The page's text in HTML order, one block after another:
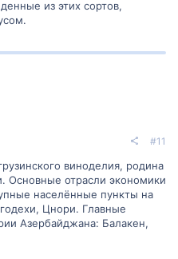
из этих сортов,
#11
виноделия, родина
Основные отрасли экономики
населённые пункты на
Цнори. Главные
Азербайджана: Балакен,